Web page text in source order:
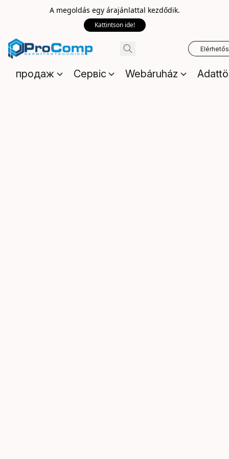
A megoldás egy árajánlattal kezdődik.
Kattintson ide!
продаж Сервіс Webáruház